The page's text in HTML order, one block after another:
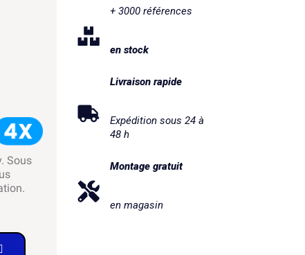
Sous
+ 3000 références
en stock
Livraison rapide
Expédition sous 24 à
48 h
Montage gratuit
en magasin